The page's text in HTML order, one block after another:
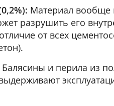
Материал вообще
разрушить его
от всех
Балясины и перила из